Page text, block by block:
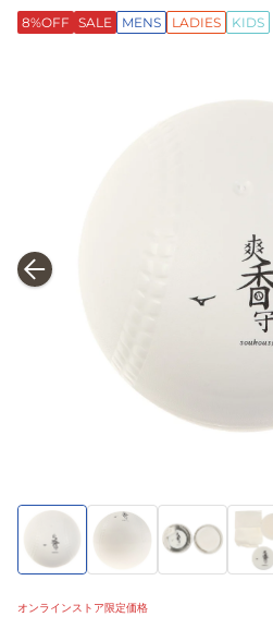
8%OFF SALE MENS LADIES KIDS
オンラインストア限定価格